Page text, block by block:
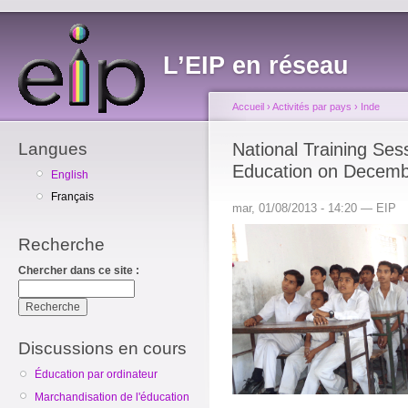
L’EIP en réseau
Langues
English
Français
Recherche
Chercher dans ce site :
Discussions en cours
Éducation par ordinateur
Marchandisation de l'éducation
Accueil › Activités par pays › Inde
National Training
Education on
mar, 01/08/2013 - 14:20 — EIP